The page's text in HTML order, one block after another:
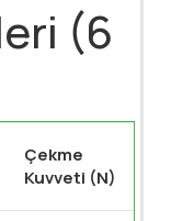
(6
Çekme
Kuvveti (N)